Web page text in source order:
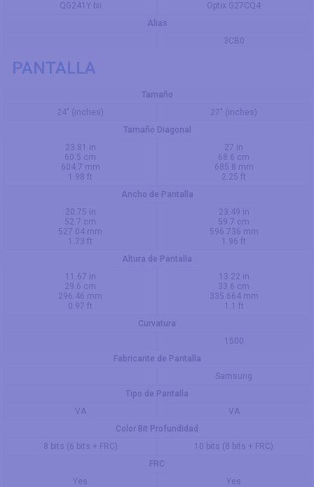
QG241Y bii
Optix G27CQ4
Alias
3CB0
PANTALLA
Tamaño
24" (inches)
27" (inches)
Tamaño Diagonal
23.81 in
60.5 cm
604.7 mm
1.98 ft
27 in
68.6 cm
685.8 mm
2.25 ft
Ancho de Pantalla
20.75 in
52.7 cm
527.04 mm
1.73 ft
23.49 in
59.7 cm
596.736 mm
1.96 ft
Altura de Pantalla
11.67 in
29.6 cm
296.46 mm
0.97 ft
13.22 in
33.6 cm
335.664 mm
1.1 ft
Curvatura
1500
Fabricante de Pantalla
Samsung
Tipo de Pantalla
VA
VA
Color Bit Profundidad
8 bits (6 bits + FRC)
10 bits (8 bits + FRC)
FRC
Yes
Yes